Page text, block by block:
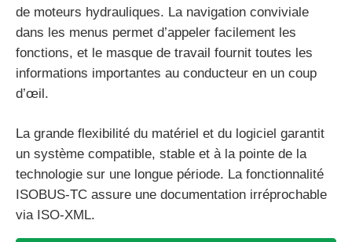
de moteurs hydrauliques. La navigation conviviale
dans les menus permet d’appeler facilement les
fonctions, et le masque de travail fournit toutes les
informations importantes au conducteur en un coup
d’œil.
La grande flexibilité du matériel et du logiciel garantit
un système compatible, stable et à la pointe de la
technologie sur une longue période. La fonctionnalité
ISOBUS-TC assure une documentation irréprochable
via ISO-XML.